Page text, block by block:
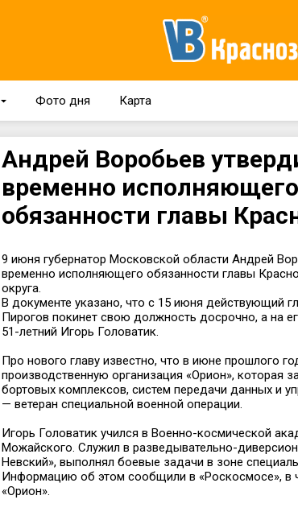
{ Фото дня Карта
Андрей Воробьев
временно исполняющего
обязанности главы
9 июня губернатор Московской области Андрей
временно исполняющего обязанности главы
округа.
В документе указано, что с 15 июня действующий
Пирогов покинет свою должность досрочно, а на
51-летний Игорь Головатик.
Про нового главу известно, что в июне прошлого
производственную организация «Орион», которая
бортовых комплексов, систем передачи данных и
— ветеран специальной военной операции.
Игорь Головатик учился в Военно-космической
Можайского. Служил в разведывательно-
Невский», выполнял боевые задачи в зоне
Информацию об этом сообщили в «Роскосмосе», в
«Орион».